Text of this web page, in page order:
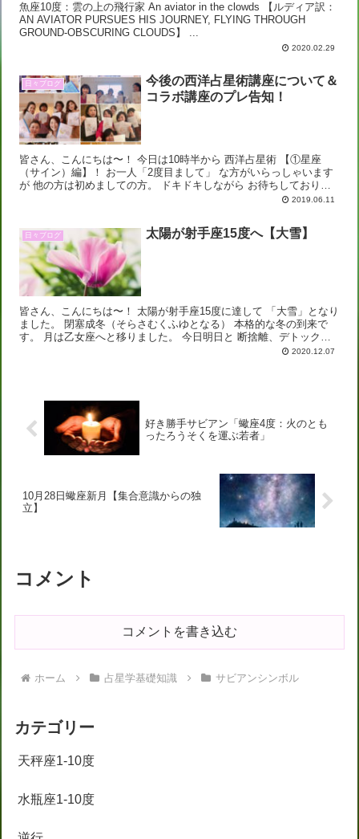
魚座10度：雲の上の飛行家 An aviator in the clowds 【ルディア訳：
AN AVIATOR PURSUES HIS JOURNEY, FLYING THROUGH
GROUND-OBSCURING CLOUDS】 ...
2020.02.29
日々ブログ
今後の西洋占星術講座について＆
コラボ講座のプレ告知！
皆さん、こんにちは〜！ 今日は10時半から 西洋占星術 【①星座
（サイン）編】！ お一人「2度目まして」 な方がいらっしゃいます
が 他の方は初めましての方。 ドキドキしながら お待ちしておりま
2019.06.11
日々ブログ 太陽が射手座15度へ【大雪】
皆さん、こんにちは〜！ 太陽が射手座15度に達して 「大雪」となり
ました。 閉塞成冬（そらさむくふゆとなる） 本格的な冬の到来で
す。 月は乙女座へと移りました。 今日明日と 断捨離、デトックス
2020.12.07
好き勝手サビアン「蠍座4度：火のとも
ったろうそくを運ぶ若者」
10月28日蠍座新月【集合意識からの独
立】
コメント
コメントを書き込む
ホーム 占星学基礎知識 サビアンシンボル
カテゴリー
天秤座1-10度
水瓶座1-10度